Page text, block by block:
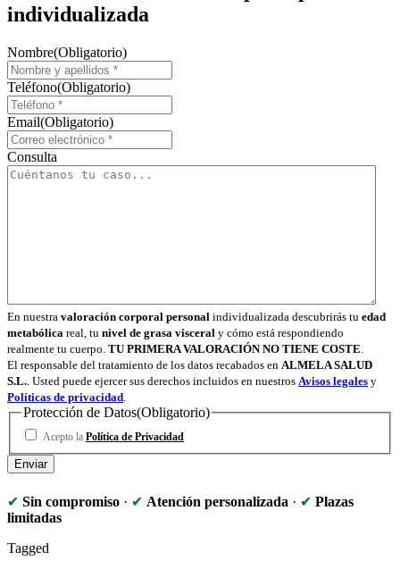
individualizada
Nombre(Obligatorio)
Teléfono(Obligatorio)
Email(Obligatorio)
Consulta
En nuestra valoración corporal personal individualizada descubrirás tu edad
metabólica real, tu nivel de grasa visceral y cómo está respondiendo
realmente tu cuerpo. TU PRIMERA VALORACIÓN NO TIENE COSTE.
El responsable del tratamiento de los datos recabados en ALMELA SALUD
S.L.. Usted puede ejercer sus derechos incluidos en nuestros Avisos legales y
Políticas de privacidad.
Protección de Datos(Obligatorio)
Acepto la Política de Privacidad
✔ Sin compromiso · ✔ Atención personalizada · ✔ Plazas
limitadas
Tagged